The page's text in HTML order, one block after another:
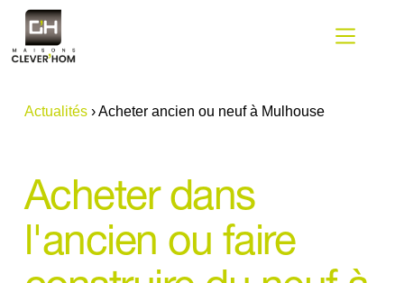
Passer
contenu
Actualités›Acheter ancien ou neuf à Mulhouse
Acheter dans
l'ancien ou faire